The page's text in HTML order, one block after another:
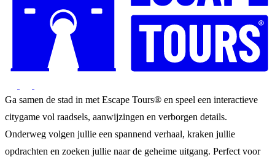
Ga samen de stad in met Escape Tours® en speel een interactieve
citygame vol raadsels, aanwijzingen en verborgen details.
Onderweg volgen jullie een spannend verhaal, kraken jullie
opdrachten en zoeken jullie naar de geheime uitgang. Perfect voor